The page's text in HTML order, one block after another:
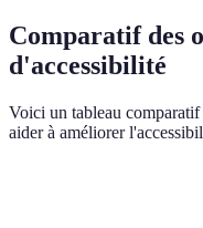
Comparatif des
d'accessibilité
Voici un tableau
aider à améliorer